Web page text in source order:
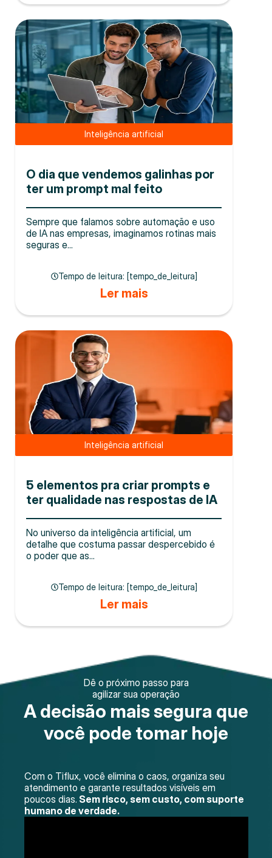
Inteligência artificial
O dia que vendemos galinhas por
ter um prompt mal feito
Sempre que falamos sobre automação e uso
de IA nas empresas, imaginamos rotinas mais
seguras e...
Tempo de leitura: [tempo_de_leitura]
Ler mais
Inteligência artificial
5 elementos pra criar prompts e
ter qualidade nas respostas de IA
No universo da inteligência artificial, um
detalhe que costuma passar despercebido é
o poder que as...
Tempo de leitura: [tempo_de_leitura]
Ler mais
Dê o próximo passo para
agilizar sua operação
A decisão mais segura que
você pode tomar hoje
Com o Tiflux, você elimina o caos, organiza seu
atendimento e garante resultados visíveis em
poucos dias. Sem risco, sem custo, com suporte
humano de verdade.